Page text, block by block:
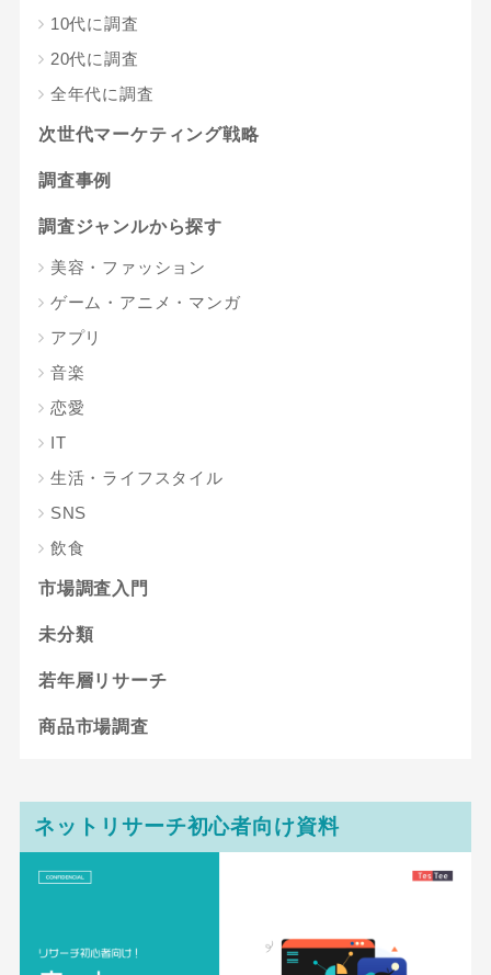
10代に調査
20代に調査
全年代に調査
次世代マーケティング戦略
調査事例
調査ジャンルから探す
美容・ファッション
ゲーム・アニメ・マンガ
アプリ
音楽
恋愛
IT
生活・ライフスタイル
SNS
飲食
市場調査入門
未分類
若年層リサーチ
商品市場調査
ネットリサーチ初心者向け資料